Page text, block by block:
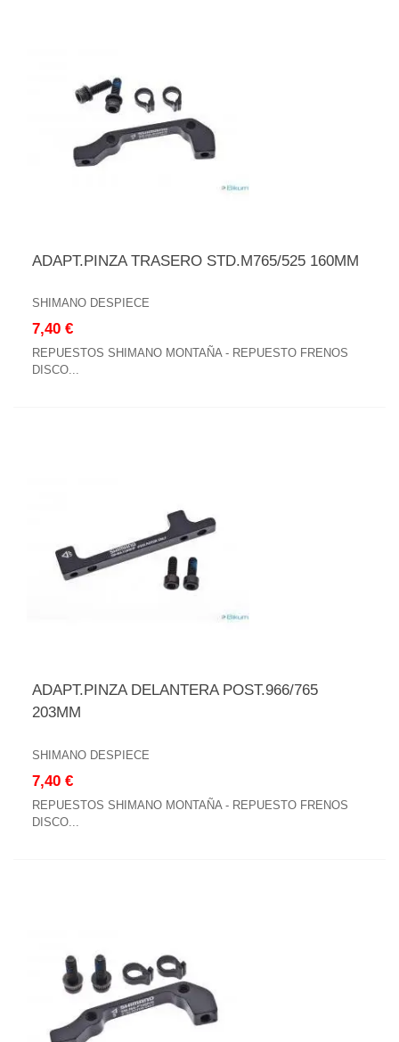
ADAPT.PINZA TRASERO STD.M765/525 160MM
SHIMANO DESPIECE
7,40 €
REPUESTOS SHIMANO MONTAÑA - REPUESTO FRENOS
DISCO...
ADAPT.PINZA DELANTERA POST.966/765
203MM
SHIMANO DESPIECE
7,40 €
REPUESTOS SHIMANO MONTAÑA - REPUESTO FRENOS
DISCO...